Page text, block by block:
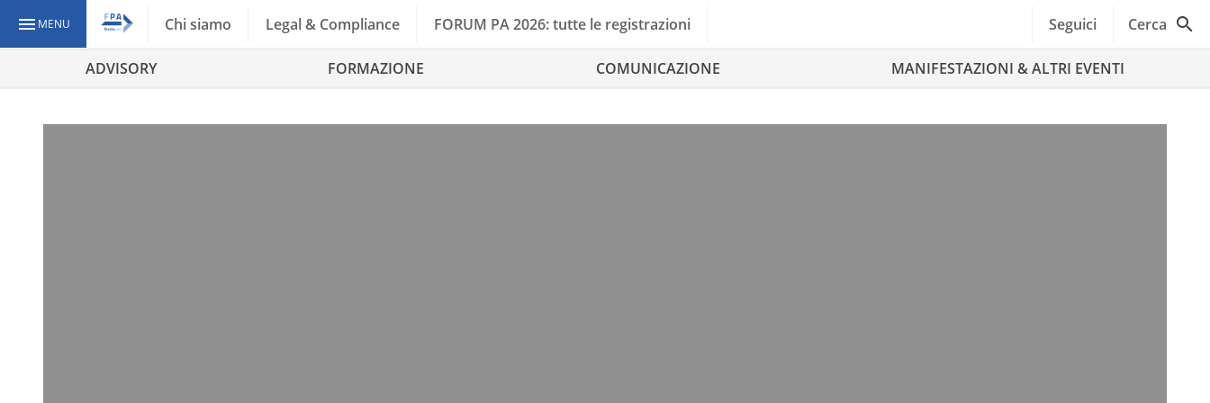
MENU Chi siamo Legal & Compliance FORUM PA 2026: tutte le registrazioni Seguici Cerca
ADVISORY FORMAZIONE COMUNICAZIONE MANIFESTAZIONI & ALTRI EVENTI